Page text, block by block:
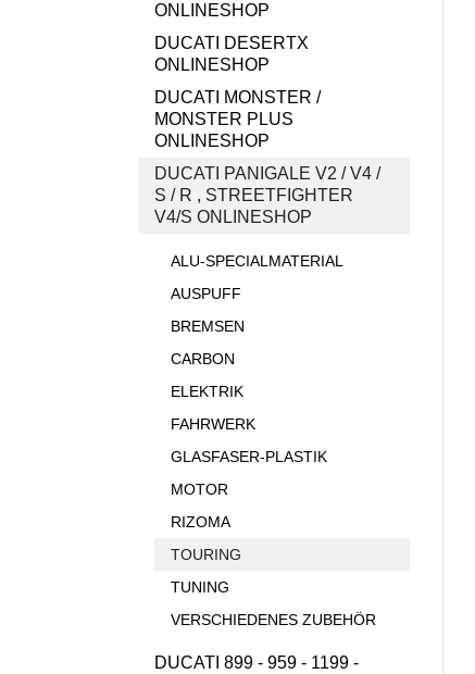
ONLINESHOP
DUCATI DESERTX
ONLINESHOP
DUCATI MONSTER /
MONSTER PLUS
ONLINESHOP
DUCATI PANIGALE V2 / V4 /
S / R , STREETFIGHTER
V4/S ONLINESHOP
ALU-SPECIALMATERIAL
AUSPUFF
BREMSEN
CARBON
ELEKTRIK
FAHRWERK
GLASFASER-PLASTIK
MOTOR
RIZOMA
TOURING
TUNING
VERSCHIEDENES ZUBEHÖR
DUCATI 899 - 959 - 1199 -